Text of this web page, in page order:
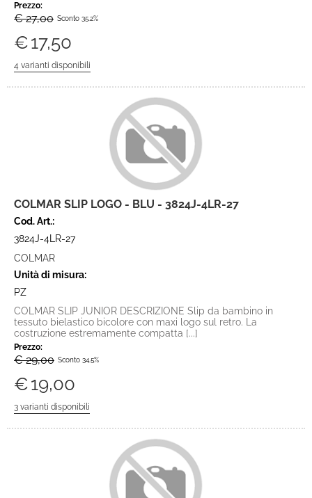
Prezzo:
€ 27,00 Sconto 35.2%
€17,50
COLMAR SLIP LOGO - BLU - 3824J-4LR-27
Cod. Art.:
3824J-4LR-27
COLMAR
Unità di misura:
PZ
COLMAR SLIP JUNIOR DESCRIZIONE Slip da bambino in
tessuto bielastico bicolore con maxi logo sul retro. La
costruzione estremamente compatta [...]
Prezzo:
€ 29,00 Sconto 34.5%
€19,00